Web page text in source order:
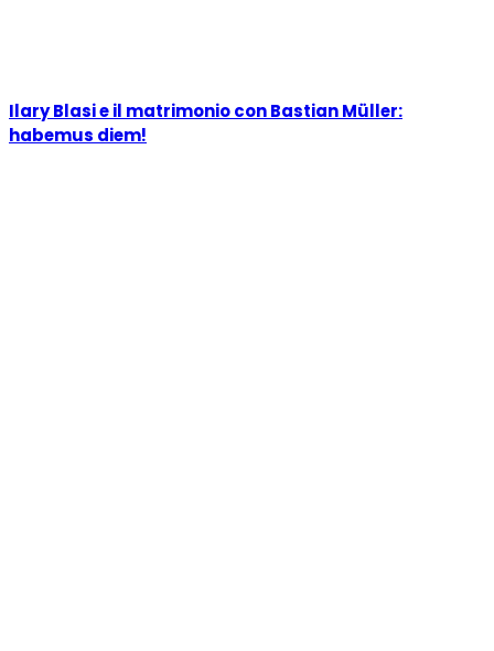
Ilary Blasi e il matrimonio con Bastian Müller:
habemus diem!